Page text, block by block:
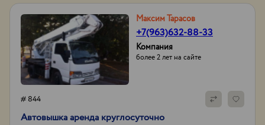
Максим Тарасов
+7(963)632-88-33
Компания
более 2 лет на сайте
# 844
Автовышка аренда круглосуточно